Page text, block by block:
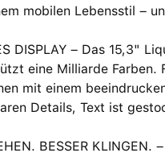
mobilen Lebensstil –
DISPLAY – Das 15,3"
eine Milliarde Farben.
mit einem
Details, Text ist
BESSER KLINGEN.